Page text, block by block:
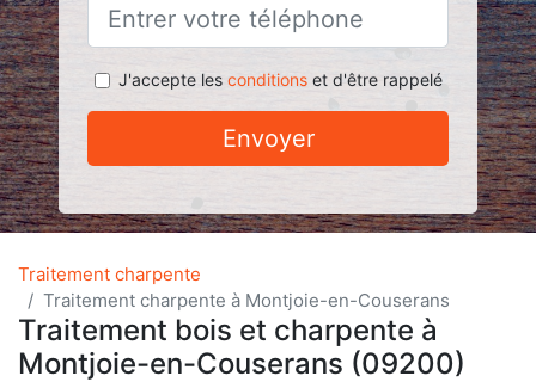
J'accepte les conditionset d'être rappelé
Envoyer
Traitement charpente
Traitement charpente à Montjoie-en-Couserans
Traitement bois et charpente à
Montjoie-en-Couserans (09200)